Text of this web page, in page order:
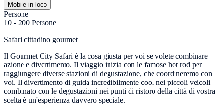
Mobile in loco
Persone
10 - 200 Persone
Safari cittadino gourmet
Il Gourmet City Safari è la cosa giusta per voi se volete combinare
azione e divertimento. Il viaggio inizia con le famose hot rod per
raggiungere diverse stazioni di degustazione, che coordineremo con
voi. Il divertimento di guida incredibilmente cool nei piccoli veicoli
combinato con le degustazioni nei punti di ristoro della città di vostra
scelta è un'esperienza davvero speciale.